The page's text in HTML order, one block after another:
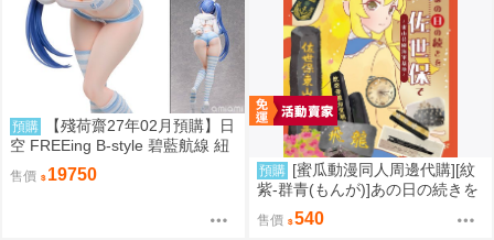
預購
【殘荷齋27年02月預購】日
空 FREEing B-style 碧藍航線 紐
澤西 新澤西 宿舍計劃Ver 1/3
售價 19750 預購 [蜜瓜動漫同人周邊代購][紋
紫-群青(もんが)]あの日の続きを
佐世保で～東山公園海軍墓地～
(同人誌)
售價 540